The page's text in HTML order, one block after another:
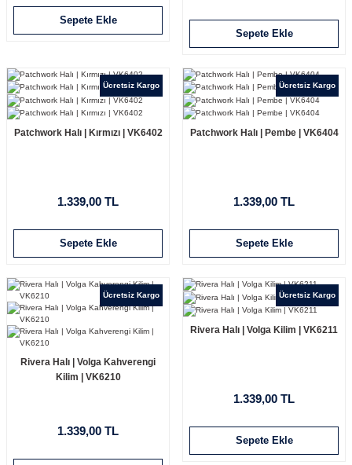
Sepete Ekle
Sepete Ekle
Ücretsiz Kargo
Patchwork Halı | Kırmızı | VK6402
1.339,00 TL
Sepete Ekle
Ücretsiz Kargo
Patchwork Halı | Pembe | VK6404
1.339,00 TL
Sepete Ekle
Ücretsiz Kargo
Rivera Halı | Volga Kahverengi
Kilim | VK6210
1.339,00 TL
Ücretsiz Kargo
Rivera Halı | Volga Kilim | VK6211
1.339,00 TL
Sepete Ekle